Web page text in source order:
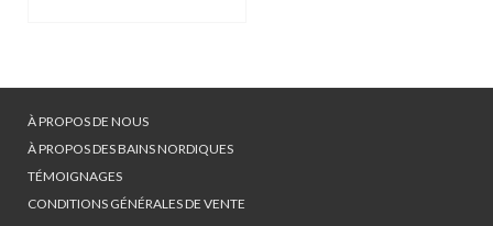
À PROPOS DE NOUS
À PROPOS DES BAINS NORDIQUES
TÉMOIGNAGES
CONDITIONS GÉNÉRALES DE VENTE